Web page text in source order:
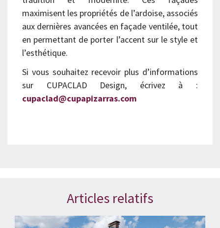
maximisent les propriétés de l’ardoise, associés
aux dernières avancées en façade ventilée, tout
en permettant de porter l’accent sur le style et
l’esthétique.
Si vous souhaitez recevoir plus d’informations
sur CUPACLAD Design, écrivez à :
cupaclad@cupapizarras.com
Articles relatifs